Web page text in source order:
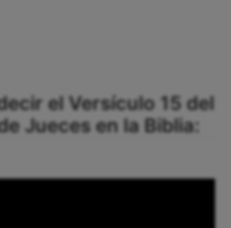
el Versículo 15 del
Jueces en la Biblia: